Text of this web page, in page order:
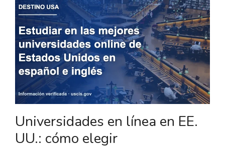
Universidades en línea en EE.
UU.: cómo elegir